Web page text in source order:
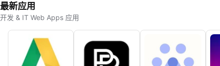
最新应用
开发 & IT Web Apps 应用